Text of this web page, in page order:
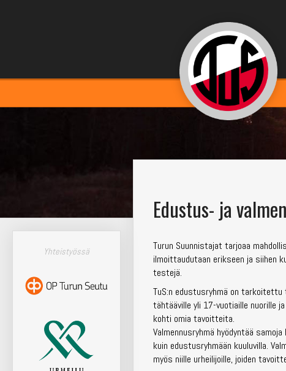
Edustus- ja
Turun Suunnistajat tarjoaa
ilmoittaudutaan erikseen ja siihen
testejä.
TuS:n edustusryhmä on
tähtääville yli 17-vuotiaille nuorille
kohti omia tavoitteita.
Valmennusryhmä hyödyntää
kuin edustusryhmään kuuluvilla.
myös niille urheilijoille, joiden
Yhteistyössä